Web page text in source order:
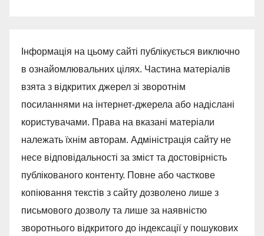
Інформація на цьому сайті публікується виключно
в ознайомлювальних цілях. Частина матеріалів
взята з відкритих джерел зі зворотнім
посиланнями на інтернет-джерела або надіслані
користувачами. Права на вказані матеріали
належать їхнім авторам. Адміністрація сайту не
несе відповідальності за зміст та достовірність
публікованого контенту. Повне або часткове
копіювання текстів з сайту дозволено лише з
письмового дозволу та лише за наявністю
зворотнього відкритого до індексації у пошукових